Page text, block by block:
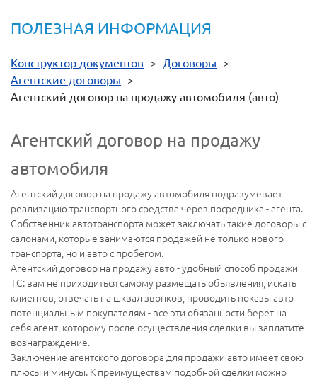
ПОЛЕЗНАЯ ИНФОРМАЦИЯ
Конструктор документов > Договоры >
Агентские договоры >
Агентский договор на продажу автомобиля (авто)
Агентский договор на продажу
автомобиля
Агентский договор на продажу автомобиля подразумевает
реализацию транспортного средства через посредника - агента.
Собственник автотранспорта может заключать такие договоры с
салонами, которые занимаются продажей не только нового
транспорта, но и авто с пробегом.
Агентский договор на продажу авто - удобный способ продажи
ТС: вам не приходиться самому размещать объявления, искать
клиентов, отвечать на шквал звонков, проводить показы авто
потенциальным покупателям - все эти обязанности берет на
себя агент, которому после осуществления сделки вы заплатите
вознаграждение.
Заключение агентского договора для продажи авто имеет свою
плюсы и минусы. К преимуществам подобной сделки можно